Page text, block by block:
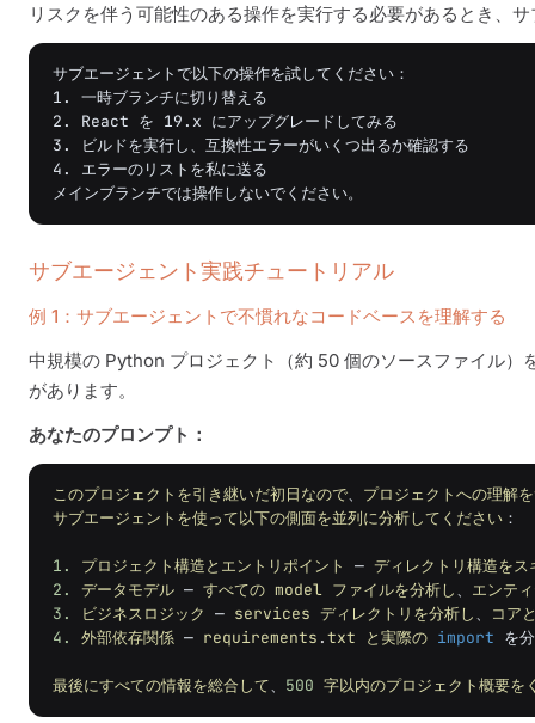
リスクを伴う可能性のある操作を実行する必要があるとき、
サブエージェントで以下の操作を試してください：
1. 一時ブランチに切り替える
2. React を 19.x にアップグレードしてみる
3. ビルドを実行し、互換性エラーがいくつ出るか確認する
4. エラーのリストを私に送る
サブエージェント実践チュートリアル
例 1：サブエージェントで不慣れなコードベースを理解する
中規模の Python プロジェクト（約 50 個のソースファイル
があります。
あなたのプロンプト：
このプロジェクトを引き継いだ初日なので、 プロジェクトへの理解
サブエージェントを使って以下の側面を並列に分析してください ：
1. プロジェクト構造とエントリポイント — ディレクトリ構造をス
2.
データモデル — すべての model ファイルを分析し、 エンテ
3.
ビジネスロジック — services ディレクトリを分析し、
コア
4.
外部依存関係 — requirements .txt と実際の import を
最後にすべての情報を総合して、 500 字以内のプロジェクト概要を